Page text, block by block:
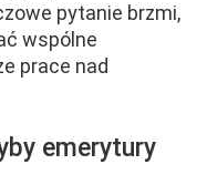
pytanie brzmi,
wspólne
prace nad
emerytury